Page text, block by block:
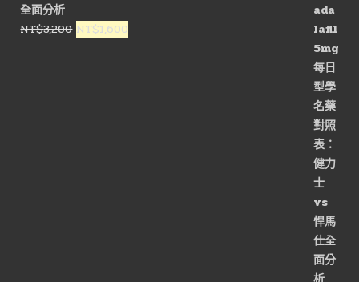
全面分析
NT$3,200 原
NT$1,600